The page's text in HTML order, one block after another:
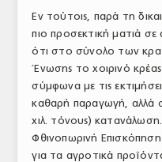
Εν τούτοις, παρά τη
πιο προσεκτική ματιά σε
ότι στο σύνολο των
Ένωσης το χοιρινό
σύμφωνα με τις
καθαρή παραγωγή, αλλά
χιλ. τόνους)
Φθινοπωρινή
για τα αγροτικά